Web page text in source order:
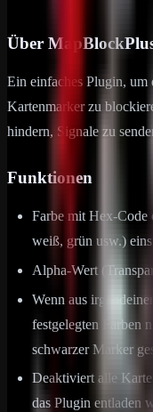
Über
Ein einfaches Plugin,
Kartenmarker zu
hindern, Signale zu
Funktionen
Farbe mit Hex-Code
weiß, grün usw.)
Alpha-Wert
Wenn aus
festgelegten Farben
schwarzer Marker
Deaktiviert alle
das Plugin entladen